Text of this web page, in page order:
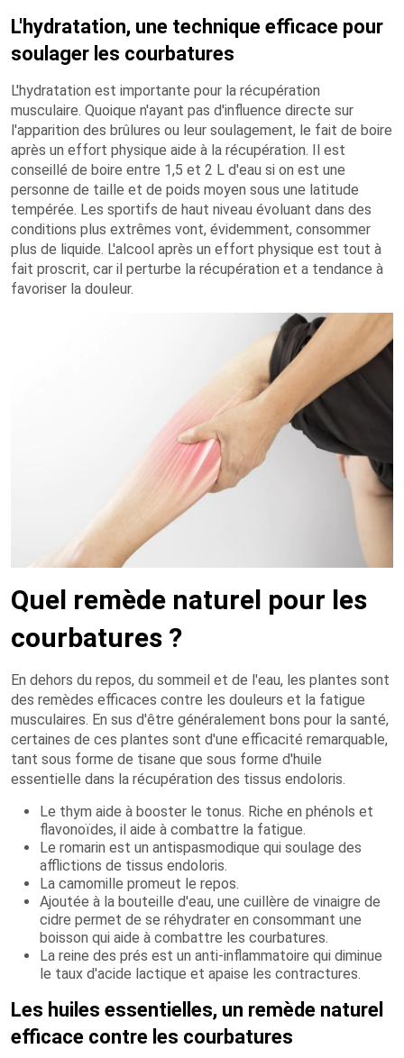
L'hydratation, une technique efficace pour
soulager les courbatures
L'hydratation est importante pour la récupération
musculaire. Quoique n'ayant pas d'influence directe sur
l'apparition des brûlures ou leur soulagement, le fait de boire
après un effort physique aide à la récupération. Il est
conseillé de boire entre 1,5 et 2 L d'eau si on est une
personne de taille et de poids moyen sous une latitude
tempérée. Les sportifs de haut niveau évoluant dans des
conditions plus extrêmes vont, évidemment, consommer
plus de liquide. L'alcool après un effort physique est tout à
fait proscrit, car il perturbe la récupération et a tendance à
favoriser la douleur.
Quel remède naturel pour les
courbatures ?
En dehors du repos, du sommeil et de l'eau, les plantes sont
des remèdes efficaces contre les douleurs et la fatigue
musculaires. En sus d'être généralement bons pour la santé,
certaines de ces plantes sont d'une efficacité remarquable,
tant sous forme de tisane que sous forme d'huile
essentielle dans la récupération des tissus endoloris.
Le thym aide à booster le tonus. Riche en phénols et
flavonoïdes, il aide à combattre la fatigue.
Le romarin est un antispasmodique qui soulage des
afflictions de tissus endoloris.
La camomille promeut le repos.
Ajoutée à la bouteille d'eau, une cuillère de vinaigre de
cidre permet de se réhydrater en consommant une
boisson qui aide à combattre les courbatures.
La reine des prés est un anti-inflammatoire qui diminue
le taux d'acide lactique et apaise les contractures.
Les huiles essentielles, un remède naturel
efficace contre les courbatures